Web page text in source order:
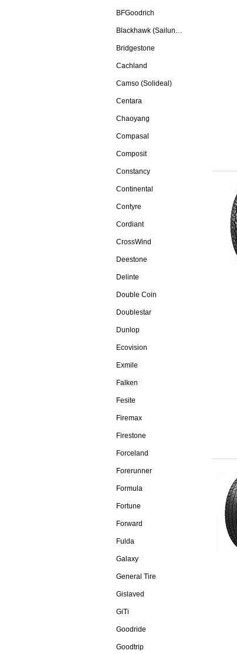
BFGoodrich
Blackhawk (Sailun Group Co., LTD)
Bridgestone
Cachland
Camso (Solideal)
Centara
Chaoyang
Compasal
Composit
Constancy
Continental
Contyre
Cordiant
CrossWind
Deestone
Delinte
Double Coin
Doublestar
Dunlop
Ecovision
Exmile
Falken
Fesite
Firemax
Firestone
Forceland
Forerunner
Formula
Fortune
Forward
Fulda
Galaxy
General Tire
Gislaved
GiTi
Goodride
Goodtrip